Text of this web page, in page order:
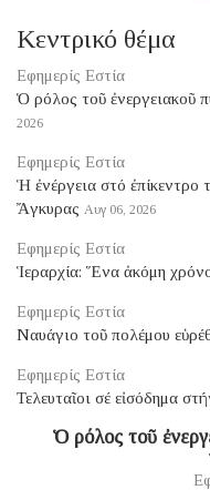
Κεντρικό θέμα
Εφημερίς Εστία
Ὁ ρόλος τοῦ ἐνεργειακοῦ
2026
Εφημερίς Εστία
Ἡ ἐνέργεια στό
Ἄγκυρας Αυγ 06, 2026
Εφημερίς Εστία
Ἱεραρχία: Ἕνα ἀκόμη
Εφημερίς Εστία
Ναυάγιο τοῦ πολέμου
Εφημερίς Εστία
Τελευταῖοι σέ εἰσόδημα
Ὁ ρόλος τοῦ